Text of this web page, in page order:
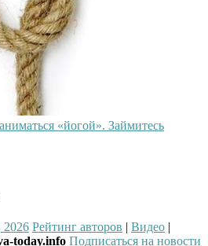
«йогой». Займитесь
Рейтинг авторов | Видео |
today.info Подписаться на новости